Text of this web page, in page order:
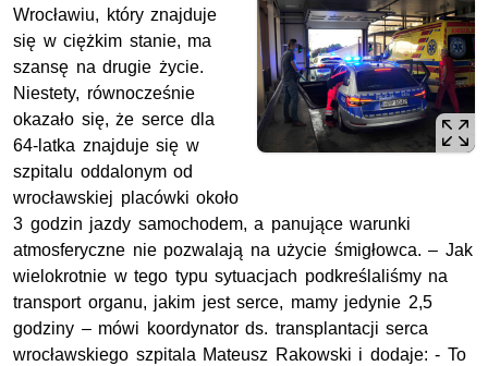
Wrocławiu, który znajduje
się w ciężkim stanie, ma
szansę na drugie życie.
Niestety, równocześnie
okazało się, że serce dla
64-latka znajduje się w
szpitalu oddalonym od
wrocławskiej placówki około
3 godzin jazdy samochodem, a panujące warunki
atmosferyczne nie pozwalają na użycie śmigłowca. – Jak
wielokrotnie w tego typu sytuacjach podkreślaliśmy na
transport organu, jakim jest serce, mamy jedynie 2,5
godziny – mówi koordynator ds. transplantacji serca
wrocławskiego szpitala Mateusz Rakowski i dodaje: - To